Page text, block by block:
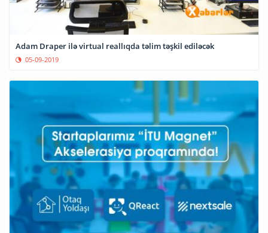
Adam Draper ilə virtual reallıqda təlim təşkil ediləcək
05-09-2019